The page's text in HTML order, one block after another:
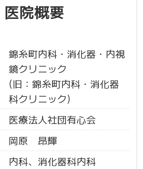
医院概要
錦糸町内科・消化器・内視
鏡クリニック
(旧：錦糸町内科・消化器
科クリニック)
医療法人社団有心会
岡原 昂輝
内科、消化器科内科